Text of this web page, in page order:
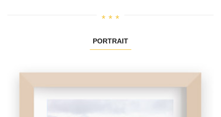
PORTRAIT